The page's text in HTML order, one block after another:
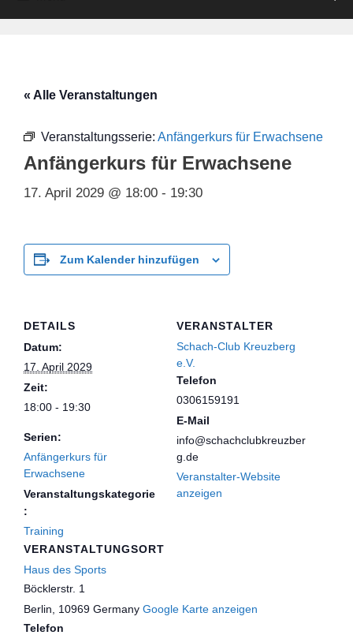
« Alle Veranstaltungen
Veranstaltungsserie: Anfängerkurs für Erwachsene
Anfängerkurs für Erwachsene
17. April 2029 @ 18:00 - 19:30
Zum Kalender hinzufügen
DETAILS
Datum:
17. April 2029
Zeit:
18:00 - 19:30
Serien:
Anfängerkurs für
Erwachsene
Veranstaltungskategorie
:
Training
VERANSTALTUNGSORT
Haus des Sports
Böcklerstr. 1
Berlin
10969 Germany Google Karte anzeigen
Telefon
VERANSTALTER
Schach-Club Kreuzberg
e.V.
Telefon
0306159191
E-Mail
info@schachclubkreuzber
g.de
Veranstalter-Website
anzeigen